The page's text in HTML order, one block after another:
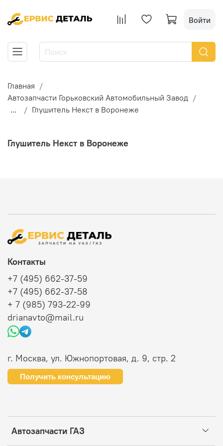
Войти
Главная
Автозапчасти Горьковский Автомобильный Завод
...
Глушитель Некст в Воронеже
Глушитель Некст в Воронеже
Автозапчасти ГАЗ
Контакты
+7 (495) 662-37-59
+7 (495) 662-37-58
+ 7 (985) 793-22-99
drianavto@mail.ru
г. Москва, ул. Южнопортовая, д. 9, стр. 2
Получить консультацию